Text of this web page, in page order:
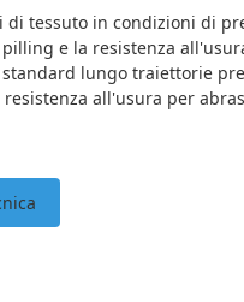
di tessuto in condizioni di
e la resistenza
lungo traiettorie
all'usura per